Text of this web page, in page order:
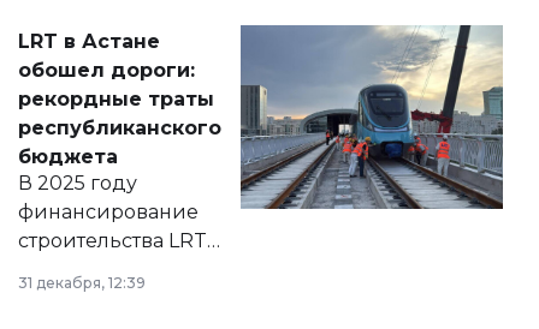
документ
появился в базе
нормативных
правовых актов и
на сайте маслихат
города.
LRT в Астане
обошел дороги:
рекордные траты
республиканского
бюджета
В 2025 году
финансирование
строительства LRT
в Астане из
республиканского
31 декабря, 12:39